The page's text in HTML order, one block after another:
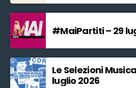
#MaiPartiti – 29
Le Selezioni
luglio 2026